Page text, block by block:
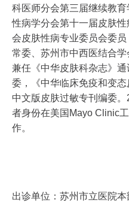
科医师分会第三届继续教
性病学分会第十一届皮肤
会皮肤性病专业委员会委
常委、苏州市中西医结合学
兼任《中华皮肤科杂志》
委，《中华临床免疫和变
中文版皮肤过敏专刊编委
者身份在美国Mayo Clinic
作。
出诊单位：苏州市立医院